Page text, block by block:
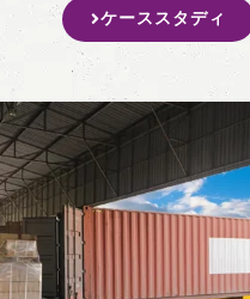
サロン教育
を開拓する, 私たちは、サ
業空間を強化するスパ
供しています。. 環境を向
効率を高める, 学習体験を
ケーススタディ